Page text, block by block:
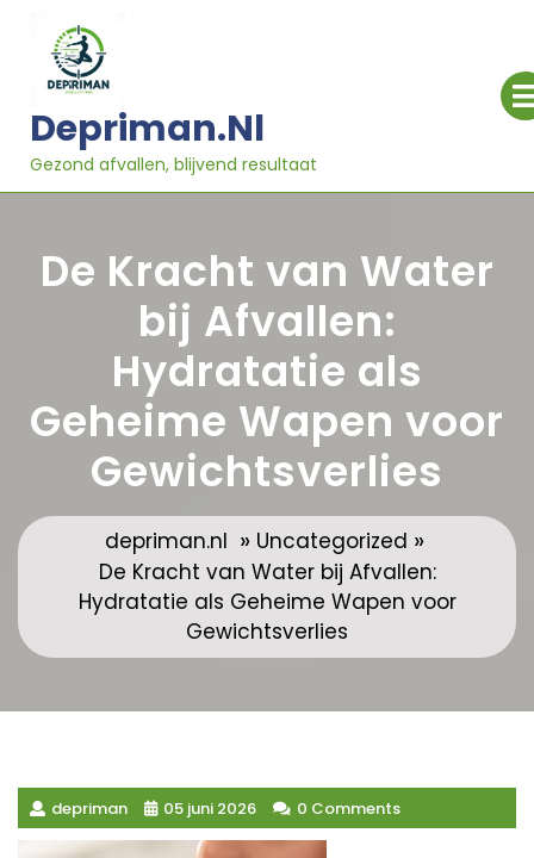
inhoud
Depriman.nl
Gezond afvallen, blijvend resultaat
De Kracht van Water
bij Afvallen:
Hydratatie als
Geheime Wapen voor
Gewichtsverlies
depriman.nl » Uncategorized »
De Kracht van Water bij Afvallen:
Hydratatie als Geheime Wapen voor
Gewichtsverlies
depriman 05 juni 2026 0 Comments